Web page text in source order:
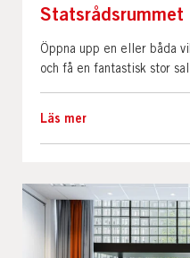
Statsrådsrummet
Öppna upp en eller båda
och få en fantastisk stor
Läs mer